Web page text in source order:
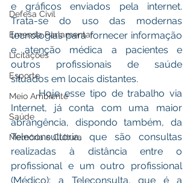
Defesa Civil
Emenda Parlamentar
Licitações
Esporte
Meio Ambiente
Saúde
Memória e Cultura
e gráficos enviados pela internet.
Trata-se do uso das modernas
tecnologias para fornecer informação
e atenção médica a pacientes e
outros profissionais de saúde
situados em locais distantes.
      Hoje esse tipo de trabalho via
Internet, já conta com uma maior
abrangência, dispondo também, da
Teleconsultoria, que são consultas
realizadas à distância entre o
profissional e um outro profissional
(Médico); a Teleconsulta, que é a